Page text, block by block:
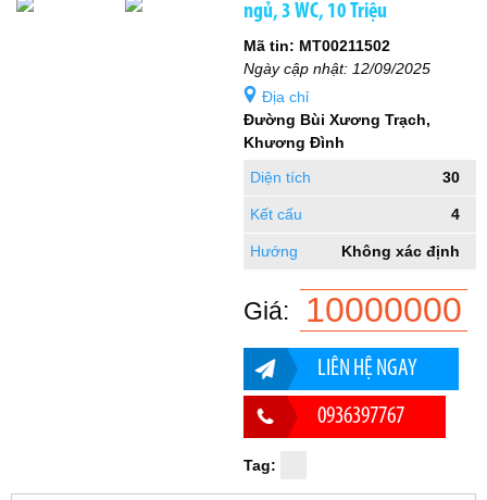
ngủ, 3 WC, 10 Triệu
Mã tin: MT00211502
Ngày cập nhật: 12/09/2025
Địa chỉ
Đường Bùi Xương Trạch,
Khương Đình
Diện tích
30
Kết cấu 4
Hướng Không xác định
Giá: 10000000
LIÊN HỆ NGAY
0936397767
Tag: